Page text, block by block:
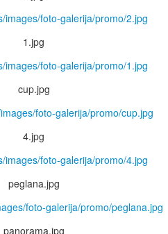
images/foto-galerija/promo/2.jpg
1.jpg
images/foto-galerija/promo/1.jpg
cup.jpg
foto-galerija/promo/cup.jpg
4.jpg
images/foto-galerija/promo/4.jpg
peglana.jpg
foto-galerija/promo/peglana.jpg
panorama.jpg